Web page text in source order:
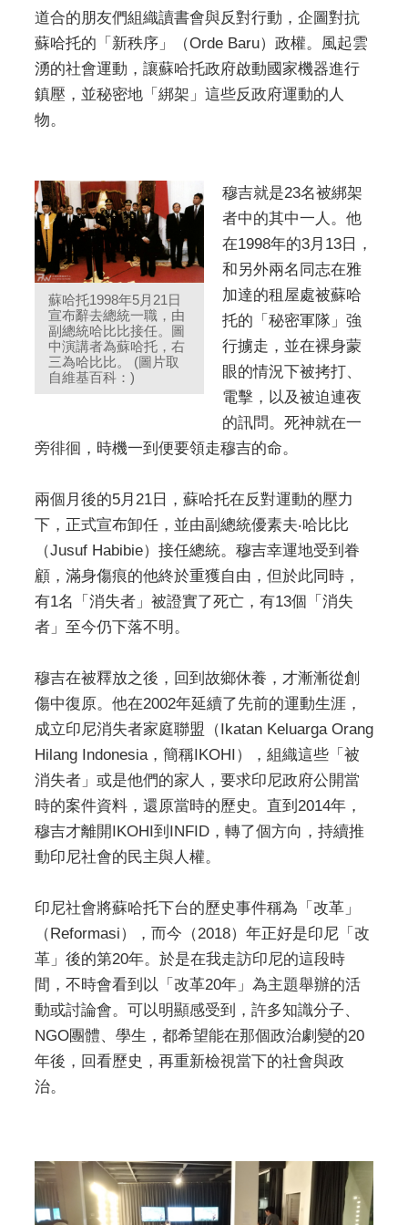
道合的朋友們組織讀書會與反對行動，企圖對抗
蘇哈托的「新秩序」（Orde Baru）政權。風起雲
湧的社會運動，讓蘇哈托政府啟動國家機器進行
鎮壓，並秘密地「綁架」這些反政府運動的人
物。
蘇哈托1998年5月21日
宣布辭去總統一職，由
副總統哈比比接任。圖
中演講者為蘇哈托，右
三為哈比比。 (圖片取
自維基百科：)
穆吉就是23名被綁架
者中的其中一人。他
在1998年的3月13日，
和另外兩名同志在雅
加達的租屋處被蘇哈
托的「秘密軍隊」強
行擄走，並在裸身蒙
眼的情況下被拷打、
電擊，以及被迫連夜
的訊問。死神就在一
旁徘徊，時機一到便要領走穆吉的命。
兩個月後的5月21日，蘇哈托在反對運動的壓力
下，正式宣布卸任，並由副總統優素夫‧哈比比
（Jusuf Habibie）接任總統。穆吉幸運地受到眷
顧，滿身傷痕的他終於重獲自由，但於此同時，
有1名「消失者」被證實了死亡，有13個「消失
者」至今仍下落不明。
穆吉在被釋放之後，回到故鄉休養，才漸漸從創
傷中復原。他在2002年延續了先前的運動生涯，
成立印尼消失者家庭聯盟（Ikatan Keluarga Orang
Hilang Indonesia，簡稱IKOHI），組織這些「被
消失者」或是他們的家人，要求印尼政府公開當
時的案件資料，還原當時的歷史。直到2014年，
穆吉才離開IKOHI到INFID，轉了個方向，持續推
動印尼社會的民主與人權。
印尼社會將蘇哈托下台的歷史事件稱為「改革」
（Reformasi），而今（2018）年正好是印尼「改
革」後的第20年。於是在我走訪印尼的這段時
間，不時會看到以「改革20年」為主題舉辦的活
動或討論會。可以明顯感受到，許多知識分子、
NGO團體、學生，都希望能在那個政治劇變的20
年後，回看歷史，再重新檢視當下的社會與政
治。